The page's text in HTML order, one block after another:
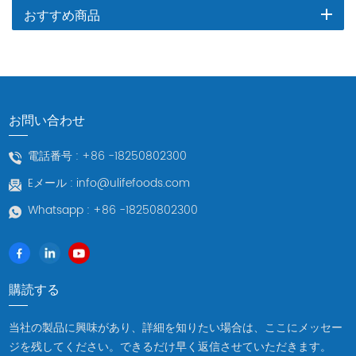
おすすめ商品
お問い合わせ
電話番号 : +86 -18250802300
Eメール : info@ulifefoods.com
Whatsapp : +86 -18250802300
購読する
当社の製品に興味があり、詳細を知りたい場合は、ここにメッセー
ジを残してください。できるだけ早く返信させていただきます。